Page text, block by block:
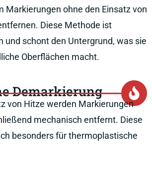
Markierungen ohne den Einsatz von
Diese Methode ist
und schont den Untergrund, was sie
Oberflächen macht.
Demarkierung
von Hitze werden Markierungen
mechanisch entfernt. Diese
besonders für thermoplastische